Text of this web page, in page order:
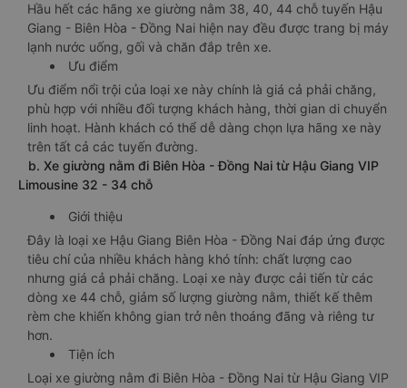
Hầu hết các hãng xe giường nằm 38, 40, 44 chỗ tuyến Hậu
Giang - Biên Hòa - Đồng Nai hiện nay đều được trang bị máy
lạnh nước uống, gối và chăn đắp trên xe.
Ưu điểm
Ưu điểm nổi trội của loại xe này chính là giá cả phải chăng,
phù hợp với nhiều đối tượng khách hàng, thời gian di chuyển
linh hoạt. Hành khách có thể dễ dàng chọn lựa hãng xe này
trên tất cả các tuyến đường.
b. Xe giường nằm đi Biên Hòa - Đồng Nai từ Hậu Giang VIP
Limousine 32 - 34 chỗ
Giới thiệu
Đây là loại xe Hậu Giang Biên Hòa - Đồng Nai đáp ứng được
tiêu chí của nhiều khách hàng khó tính: chất lượng cao
nhưng giá cả phải chăng. Loại xe này được cải tiến từ các
dòng xe 44 chỗ, giảm số lượng giường nằm, thiết kế thêm
rèm che khiến không gian trở nên thoáng đãng và riêng tư
hơn.
Tiện ích
Loại xe giường nằm đi Biên Hòa - Đồng Nai từ Hậu Giang VIP